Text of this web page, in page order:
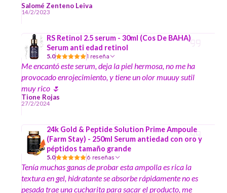
aplicarlo en mi cara y es de rápida absorción. Me está
gustando este producto, es lo que hace mucho estaba
Salomé Zenteno Leiva
14/2/2023
RS Retinol 2.5 serum - 30ml (Cos De BAHA)
Serum anti edad retinol
5.0 1 reseña
Me encantó este serum, deja la piel hermosa, no me ha
provocado enrojecimiento, y tiene un olor muuuy sutil
muy rico 🌷
Tione Rojas
27/2/2024
24k Gold & Peptide Solution Prime Ampoule
(Farm Stay) - 250ml Serum antiedad con oro y
péptidos tamaño grande
5.0 6 reseñas
Tenía muchas ganas de probar esta ampolla es rica la
textura en gel, hidratante se absorbe rápidamente no es
pesada trae una cucharita para sacar el producto, me